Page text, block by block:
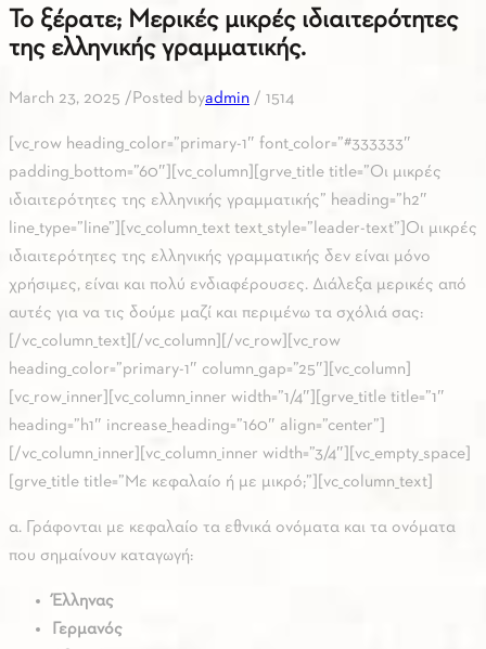
Το ξέρατε; Μερικές μικρές ιδιαιτερότητες
της ελληνικής γραμματικής.
March 23, 2025 /Posted byadmin / 1514
[vc_row heading_color=”primary-1″ font_color=”#333333″
padding_bottom=”60″][vc_column][grve_title title=”Οι μικρές
ιδιαιτερότητες της ελληνικής γραμματικής” heading=”h2″
line_type=”line”][vc_column_text text_style=”leader-text”]Οι μικρές
ιδιαιτερότητες της ελληνικής γραμματικής δεν είναι μόνο
χρήσιμες, είναι και πολύ ενδιαφέρουσες. Διάλεξα μερικές από
αυτές για να τις δούμε μαζί και περιμένω τα σχόλιά σας:
[/vc_column_text][/vc_column][/vc_row][vc_row
heading_color=”primary-1″ column_gap=”25″][vc_column]
[vc_row_inner][vc_column_inner width=”1/4″][grve_title title=”1″
heading=”h1″ increase_heading=”160″ align=”center”]
[/vc_column_inner][vc_column_inner width=”3/4″][vc_empty_space]
[grve_title title=”Με κεφαλαίο ή με μικρό;”][vc_column_text]
α. Γράφονται με κεφαλαίο τα εθνικά ονόματα και τα ονόματα
που σημαίνουν καταγωγή:
Έλληνας
Γερμανός